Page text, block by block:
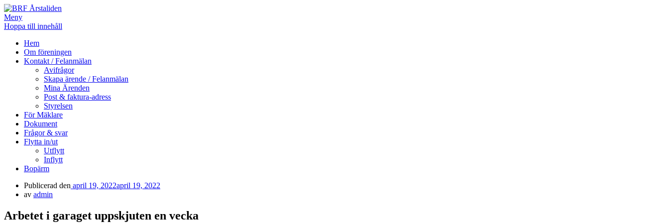
BRF Årstaliden
Meny
Hoppa till innehåll
Hem
Om föreningen
Kontakt / Felanmälan
Avifrågor
Skapa ärende / Felanmälan
Mina Ärenden
Post & faktura-adress
Styrelsen
För Mäklare
Dokument
Frågor & svar
Flytta in/ut
Utflytt
Inflytt
Bopärm
Publicerad den april 19, 2022april 19, 2022
av admin
Arbetet i garaget uppskjuten en vecka